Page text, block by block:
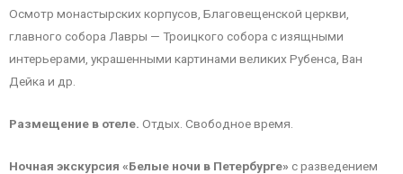
Осмотр монастырских корпусов, Благовещенской церкви,
главного собора Лавры — Троицкого собора с изящными
интерьерами, украшенными картинами великих Рубенса, Ван
Дейка и др.
Размещение в отеле. Отдых. Свободное время.
Ночная экскурсия «Белые ночи в Петербурге» с разведением